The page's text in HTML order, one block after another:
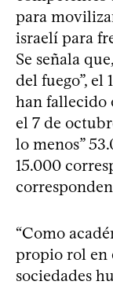
para
israelí para
Se señala
del fuego”, el
han fallecido
el 7 de
lo menos”
15.000
“Como
propio rol en
sociedades